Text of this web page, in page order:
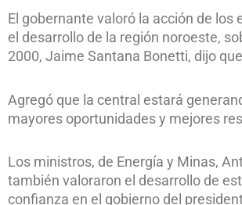
El gobernante valoró la acción de
el desarrollo de la región noroeste,
2000, Jaime Santana Bonetti, dijo
Agregó que la central estará
mayores oportunidades y mejores
Los ministros, de Energía y Minas,
también valoraron el desarrollo de
confianza en el gobierno del